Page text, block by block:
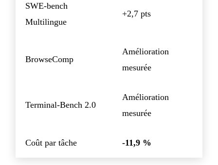
SWE-bench
Multilingue
+2,7 pts
BrowseComp
Amélioration
mesurée
Terminal-Bench 2.0
Amélioration
mesurée
Coût par tâche -11,9 %